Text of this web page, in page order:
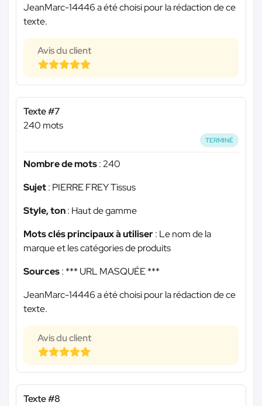
JeanMarc-14446 a été choisi pour la rédaction de ce
texte.
Avis du client
Texte #7
240 mots
TERMINÉ
Nombre de mots: 240
Sujet: PIERRE FREY Tissus
Style, ton: Haut de gamme
Mots clés principaux à utiliser: Le nom de la
marque et les catégories de produits
Sources: *** URL MASQUÉE ***
JeanMarc-14446 a été choisi pour la rédaction de ce
texte.
Avis du client
Texte #8